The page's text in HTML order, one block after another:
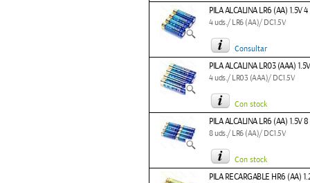
PILA ALCALINA LR6 (AA) 1.5V 4
4 uds./ LR6 (AA)/ DC1.5V
Consultar
PILA ALCALINA LR03 (AAA)
4 uds./ LR03 (AAA)/ DC1.5V
Con stock
PILA ALCALINA LR6 (AA) 1.5V
8 uds./ LR6 (AA)/ DC1.5V
Con stock
PILA RECARGABLE HR6 (AA)